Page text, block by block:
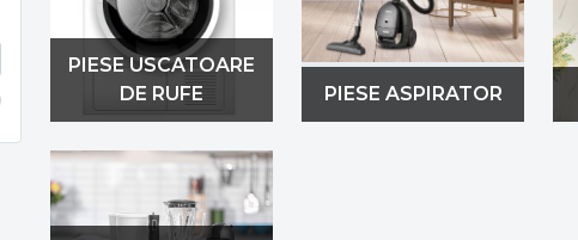
PIESE USCATOARE
DE RUFE
PIESE ASPIRATOR